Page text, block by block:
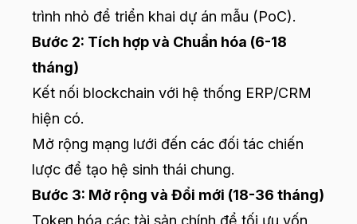
trình nhỏ để triển khai dự án mẫu (PoC).
Bước 2: Tích hợp và Chuẩn hóa (6-18
tháng)
Kết nối blockchain với hệ thống ERP/CRM
hiện có.
Mở rộng mạng lưới đến các đối tác chiến
lược để tạo hệ sinh thái chung.
Bước 3: Mở rộng và Đổi mới (18-36 tháng)
Token hóa các tài sản chính để tối ưu vốn